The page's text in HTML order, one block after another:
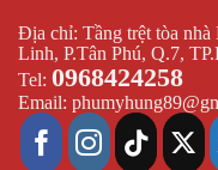
Địa chỉ: Tầng trệt tòa
Linh, P.Tân Phú, Q.7,
Tel: 0968424258
Email: